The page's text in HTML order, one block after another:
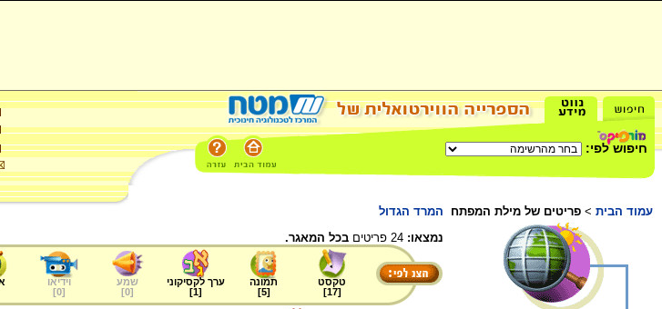
חיפוש לפי:
עמוד הבית > פריטים של מילת המפתח המרד הגדול
נמצאו:
בכל המאגר.
טקסט
[
17
]
תמונה
[
5
]
ערך לקסיקוני
[
1
]
שמע
[
0
]
וידיאו
[
0
]